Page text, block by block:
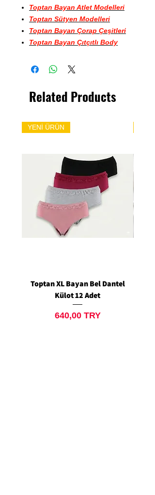
Toptan Bayan Atlet Modelleri
Toptan Sütyen Modelleri
Toptan Bayan Çorap Çeşitleri
Toptan Bayan Çıtçıtlı Body
Related Products
YENİ ÜRÜN
Toptan XL Bayan Bel Dantel
Külot 12 Adet
Price
640,00 TRY